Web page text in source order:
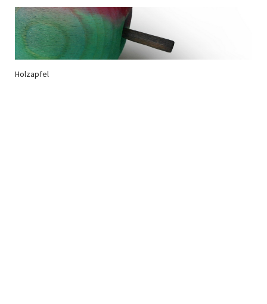
Holzapfel